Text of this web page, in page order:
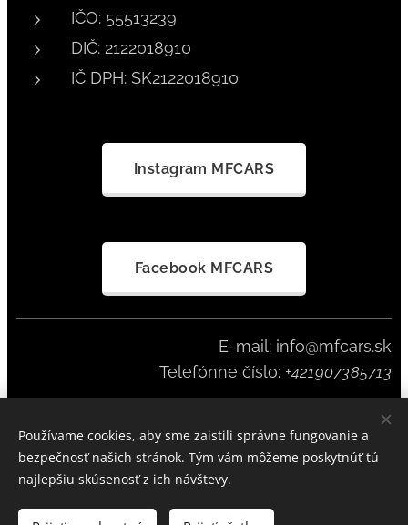
IČO: 55513239
DIČ: 2122018910
IČ DPH: SK2122018910
Instagram MFCARS
Facebook MFCARS
E-mail: info@mfcars.sk
Telefónne číslo: +421907385713
MFCARS SINCE 2023 Cookies
Používame cookies, aby sme zaistili správne fungovanie a
bezpečnosť našich stránok. Tým vám môžeme poskytnúť tú
najlepšiu skúsenosť z ich návštevy.